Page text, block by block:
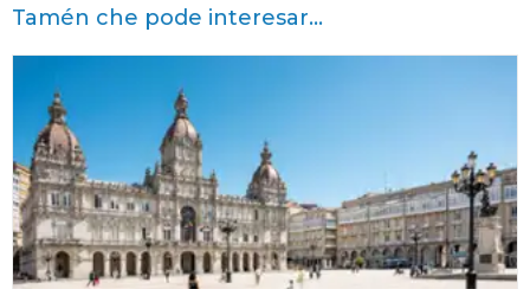
Tamén che pode interesar...